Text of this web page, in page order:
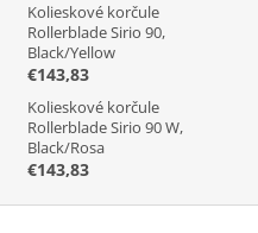
Kolieskové korčule
Rollerblade Sirio 90,
Black/Yellow
€143,83
Kolieskové korčule
Rollerblade Sirio 90 W,
Black/Rosa
€143,83